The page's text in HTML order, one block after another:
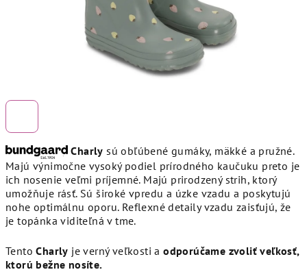
Charly sú obľúbené gumáky, mäkké a pružné.
Majú výnimočne vysoký podiel prírodného kaučuku preto je
ich nosenie veľmi príjemné. Majú prirodzený strih, ktorý
umožňuje rásť. Sú široké vpredu a úzke vzadu a poskytujú
nohe optimálnu oporu. Reflexné detaily vzadu zaisťujú, že
je topánka viditeľná v tme.
TentoCharly je verný veľkosti aodporúčame zvoliť veľkosť,
ktorú bežne nosíte.